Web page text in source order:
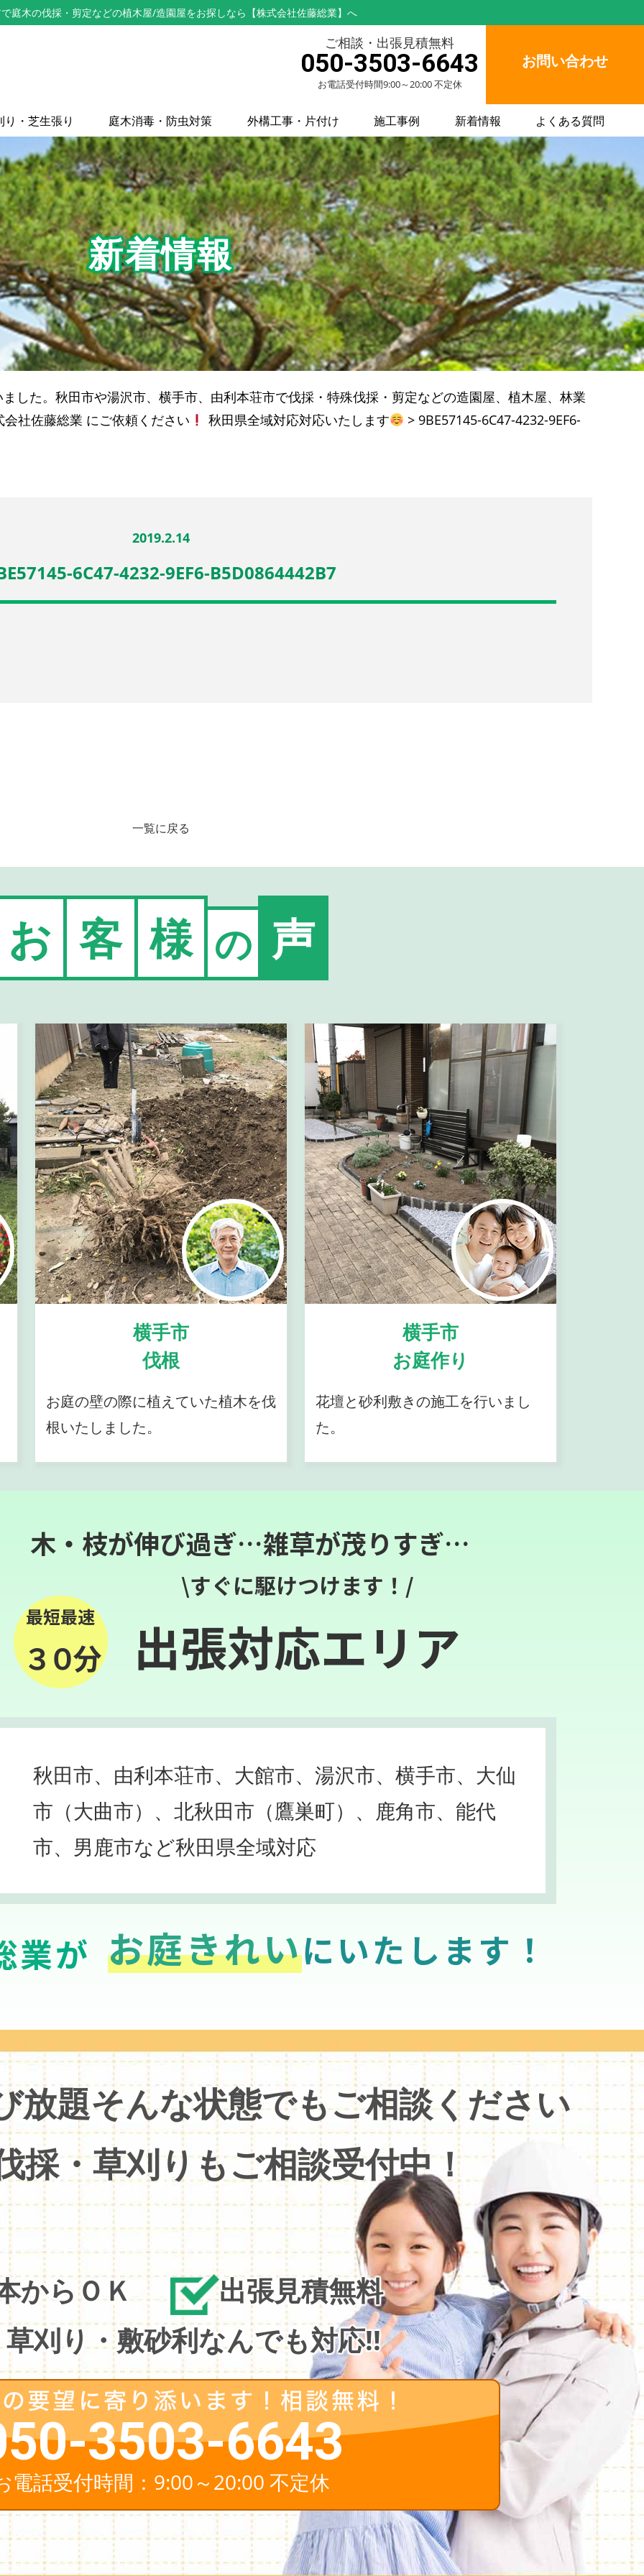
庭木の伐採・剪定などの植木屋/造園屋をお探しなら【株式会社佐藤総業】へ
ご相談・出張見積無料
050-3503-6643
お電話受付時間9:00～20:00 不定休
お問い合わせ
り・芝生張り 庭木消毒・防虫対策 外構工事・片付け 施工事例 新着情報 よくある質問
新着情報
した。秋田市や湯沢市、横手市、由利本荘市で伐採・特殊伐採・剪定などの造園屋、植木屋、林業
社佐藤総業 にご依頼ください
秋田県全域対応対応いたします > 9BE57145-6C47-4232-9EF6-
2019.2.14
6C47-4232-9EF6-B5D0864442B7
一覧に戻る
お 客 様 の 声
横手市
伐根
お庭の壁の際に植えていた植木を伐
根いたしました。
横手市
お庭作り
花壇と砂利敷きの施工を行いまし
た。
木・枝が伸び過ぎ…雑草が茂りすぎ…
最短最速
３０分
\すぐに駆けつけます！/
出張対応エリア
秋田市、由利本荘市、大館市、湯沢市、横手市、大仙
市（大曲市）、北秋田市（鷹巣町）、鹿角市、能代
市、男鹿市など秋田県全域対応
業が お庭きれいにいたします！
放題そんな状態でもご相談ください
採・草刈りもご相談受付中！
からＯＫ
出張見積無料
刈り・敷砂利なんでも対応!!
3503-6643
電話受付時間：9:00～20:00 不定休